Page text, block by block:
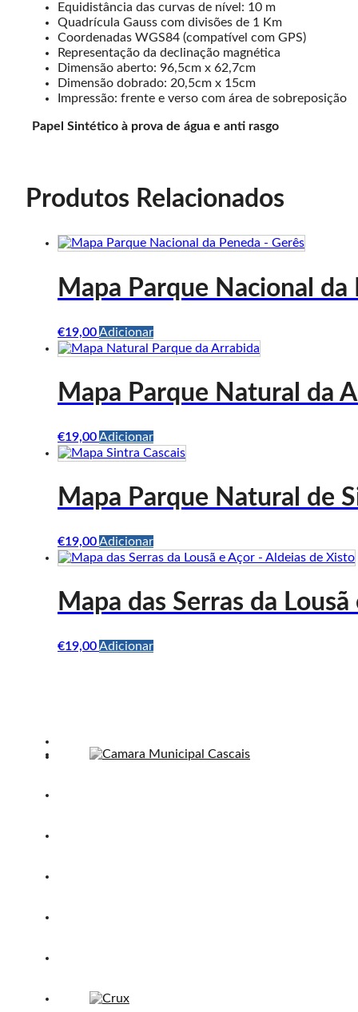
Equidistância das curvas de nível: 10 m
Quadrícula Gauss com divisões de 1 Km
Coordenadas WGS84 (compatível com GPS)
Representação da declinação magnética
Dimensão aberto: 96,5cm x 62,7cm
Dimensão dobrado: 20,5cm x 15cm
Impressão: frente e verso com área de sobreposição
Papel Sintético à prova de água e anti rasgo
Produtos Relacionados
Mapa Parque Nacional da
€19,00Adicionar
Mapa Parque Natural da
€19,00Adicionar
Mapa Parque Natural de
€19,00Adicionar
Mapa das Serras da
€19,00Adicionar